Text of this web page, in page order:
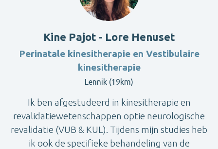
Kine Pajot - Lore Henuset
Perinatale kinesitherapie en Vestibulaire
kinesitherapie
Lennik (19km)
Ik ben afgestudeerd in kinesitherapie en
revalidatiewetenschappen optie neurologische
revalidatie (VUB & KUL). Tijdens mijn studies heb
ik ook de specifieke behandeling van de